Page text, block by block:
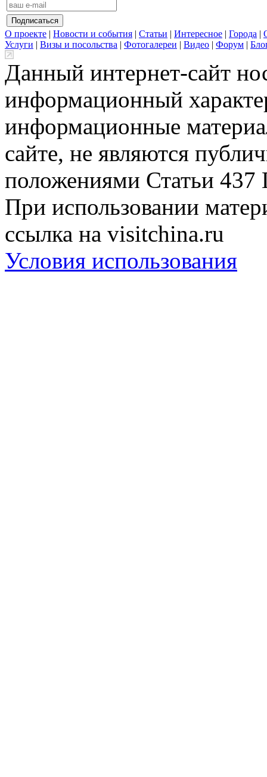
О проекте | Новости и события | Статьи | Интересное | Города |
Услуги | Визы и посольства | Фотогалереи | Видео | Форум |
Данный интернет-сайт
информационный
информационные
сайте, не являются
положениями Статьи 437
При использовании
ссылка на visitchina.ru
Условия использования